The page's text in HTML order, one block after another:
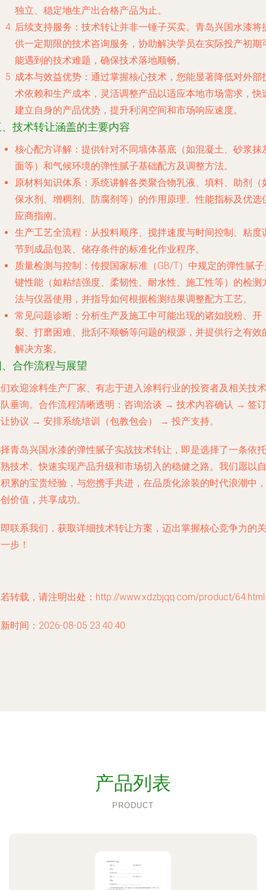
独立、稳定地生产出合格产品为止。
后续支持服务 ：技术转让并非一锤子买卖。青岛兴国水漆将
供一定期限的技术咨询服务，协助解决学员在实际投产初期
能遇到的技术难题，确保技术落地顺畅。
成本与效益优势 ：通过掌握核心技术，您能显著降低对外部
术依赖和生产成本，灵活调整产品以适应本地市场需求，快
建立自身的产品优势，提升利润空间和市场响应速度。
技术转让涵盖的主要内容
核心配方详解 ：提供针对不同墙体基底（如混凝土、砂浆抹
面等）和气候环境的弹性腻子基础配方及调整方法。
原材料知识体系 ：系统讲解各类聚合物乳液、填料、助剂（
保水剂、增稠剂、防腐剂等）的作用原理、性能指标及优选
应商指南。
生产工艺全流程 ：从投料顺序、搅拌速度与时间控制、粘度
节到成品包装、储存条件的标准化作业程序。
质量检测与控制 ：传授国家标准（GB/T）中规定的弹性腻
键性能（如粘结强度、柔韧性、耐水性、施工性等）的检测
法与仪器使用，并指导如何根据检测结果调整配方工艺。
常见问题诊断 ：分析生产及施工中可能出现的诸如脱粉、开
裂、打磨困难、批刮不顺畅等问题的根源，并提供行之有效
解决方案。
合作流程与展望
欢迎涂料生产厂家、有志于进入涂料行业的投资者及相关技术
垂询。合作流程清晰透明：咨询洽谈 → 技术内容确认 → 签订
协议 → 安排系统培训（包教包会） → 投产支持。
青岛兴国水漆的弹性腻子实战技术转让，即是选择了一条依托
技术、快速实现产品升级和市场切入的稳健之路。我们愿以自
累的宝贵经验，与您携手共进，在品质化涂装的时代浪潮中，
价值，共享成功。
联系我们，获取详细技术转让方案，迈出掌握核心竞争力的关
步！
转载，请注明出处：http://www.xdzbjqq.com/product/64.html
时间：2026-08-05 23:40:40
产品列表
PRODUCT